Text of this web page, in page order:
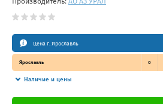
Цена г. Ярославль
Ярославль 0
Наличие и цены